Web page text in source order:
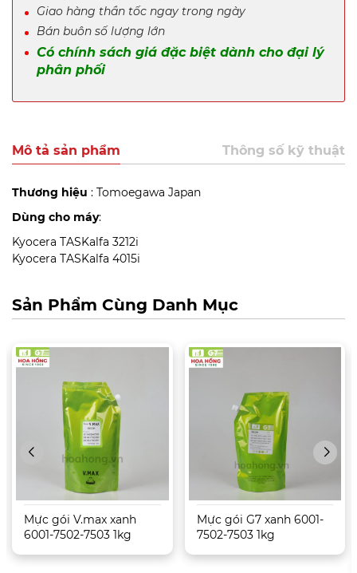
Giao hàng thần tốc ngay trong ngày
Bán buôn số lượng lớn
Có chính sách giá đặc biệt dành cho đại lý
phân phối
Mô tả sản phẩm Thông số kỹ thuật
Thương hiệu : Tomoegawa Japan
Dùng cho máy:
Kyocera TASKalfa 3212i
Kyocera TASKalfa 4015i
Sản Phẩm Cùng Danh Mục
Mực gói V.max xanh
6001-7502-7503 1kg
Mực gói G7 xanh 6001-
7502-7503 1kg